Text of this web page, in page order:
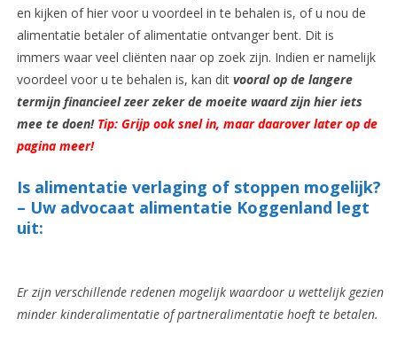
en kijken of hier voor u voordeel in te behalen is, of u nou de
alimentatie betaler of alimentatie ontvanger bent. Dit is
immers waar veel cliënten naar op zoek zijn. Indien er namelijk
voordeel voor u te behalen is, kan dit vooral op de langere
termijn financieel zeer zeker de moeite waard zijn hier iets
mee te doen! Tip: Grijp ook snel in, maar daarover later op de
pagina meer!
Is alimentatie verlaging of stoppen mogelijk?
– Uw advocaat alimentatie Koggenland legt
uit:
Er zijn verschillende redenen mogelijk waardoor u wettelijk gezien
minder kinderalimentatie of partneralimentatie hoeft te betalen.